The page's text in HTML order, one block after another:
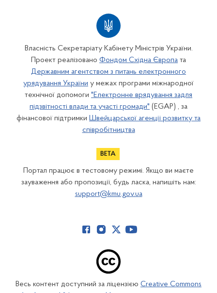
Власність Секретаріату Кабінету Міністрів України.
Проект реалізовано Фондом Східна Європа та
Державним агентством з питань електронного
урядування України у межах програми міжнародної
технічної допомоги "Електронне врядування задля
підзвітності влади та участі громади" (EGAP) , за
фінансової підтримки Швейцарської агенції розвитку та
співробітництва
Портал працює в тестовому режимі. Якщо ви маєте
зауваження або пропозиції, будь ласка, напишіть нам:
support@kmu.gov.ua
Весь контент доступний за ліцензією Creative Commons